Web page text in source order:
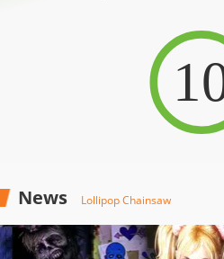
News Lollipop Chainsaw